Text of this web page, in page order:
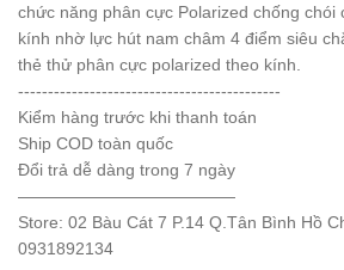
chức năng phân cực Polarized chống
kính nhờ lực hút nam châm 4 điểm siêu
thẻ thử phân cực polarized theo kính.
--------------------------------------------
Kiểm hàng trước khi thanh toán
Ship COD toàn quốc
Đổi trả dễ dàng trong 7 ngày
—————————————
Store: 02 Bàu Cát 7 P.14 Q.Tân Bình Hồ
0931892134